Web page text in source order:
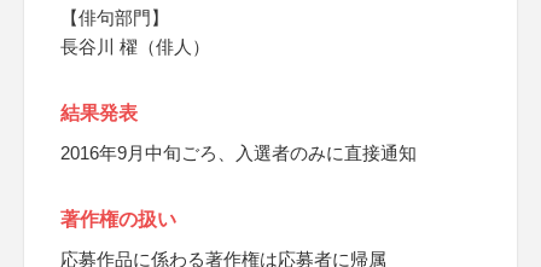
【俳句部門】
長谷川 櫂（俳人）
結果発表
2016年9月中旬ごろ、入選者のみに直接通知
著作権の扱い
応募作品に係わる著作権は応募者に帰属